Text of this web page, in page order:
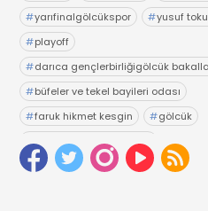
#yarıfinalgölcükspor #yusuf
#playoff
#darıca gençlerbirliğigölcük
#büfeler ve tekel bayileri odası
#faruk hikmet kesgin #gölcük
#gölcük belediyesiesnaf
# tuncay yıldız # seçim